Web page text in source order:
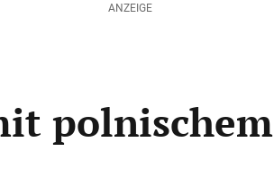
polnischem